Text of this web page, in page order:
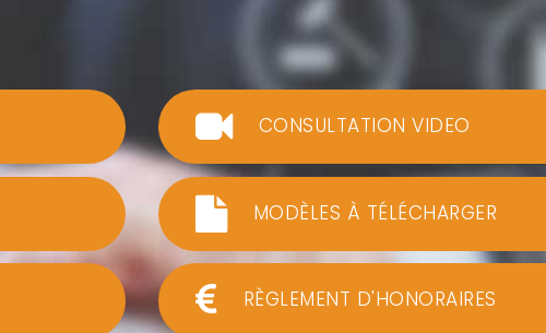
CONSULTATION VIDEO
MODÈLES À TÉLÉCHARGER
RÈGLEMENT D'HONORAIRES